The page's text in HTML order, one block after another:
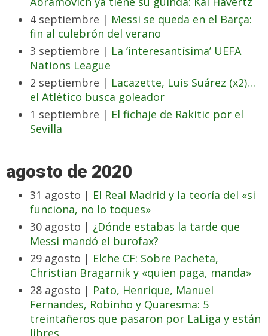
4 septiembre | Messi se queda en el Barça:
fin al culebrón del verano
3 septiembre | La ‘interesantísima’ UEFA
Nations League
2 septiembre | Lacazette, Luis Suárez (x2)…
el Atlético busca goleador
1 septiembre | El fichaje de Rakitic por el
Sevilla
agosto de 2020
31 agosto | El Real Madrid y la teoría del «si
funciona, no lo toques»
30 agosto | ¿Dónde estabas la tarde que
Messi mandó el burofax?
29 agosto | Elche CF: Sobre Pacheta,
Christian Bragarnik y «quien paga, manda»
28 agosto | Pato, Henrique, Manuel
Fernandes, Robinho y Quaresma: 5
treintañeros que pasaron por LaLiga y están
libres